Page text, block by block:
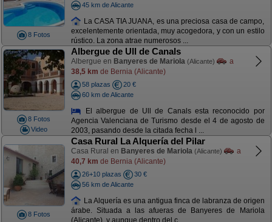
8 Fotos
45 km de Alicante
La CASA TIA JUANA, es una preciosa casa de campo,
excelentemente orientada, muy acogedora, y con un estilo
rústico. La zona atrae numerosos ...
8 Fotos
Video
Albergue de Ull de Canals
Albergue en Banyeres de Mariola (Alicante)
a
38,5 km de Bernia (Alicante)
58 plazas
20 €
60 km de Alicante
El albergue de Ull de Canals esta reconocido por
Agencia Valenciana de Turismo desde el 4 de agosto de
2003, pasando desde la citada fecha l ...
8 Fotos
Casa Rural La Alquería del Pilar
Casa Rural en Banyeres de Mariola (Alicante)
a
40,7 km de Bernia (Alicante)
26+10 plazas
30 €
56 km de Alicante
La Alquería es una antigua finca de labranza de origen
árabe. Situada a las afueras de Banyeres de Mariola